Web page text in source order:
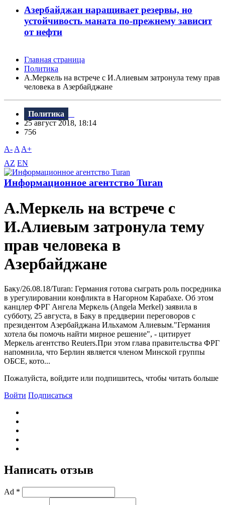
Азербайджан наращивает резервы, но
устойчивость маната по-прежнему зависит
от нефти
Главная страница
Политика
А.Меркель на встрече с И.Алиевым затронула тему прав
человека в Азербайджане
Политика
25 август 2018, 18:14
756
A- A A+
AZ EN
Информационное агентство Turan
А.Меркель на встрече с
И.Алиевым затронула тему
прав человека в
Азербайджане
Баку/26.08.18/Turan: Германия готова сыграть роль посредника
в урегулировании конфликта в Нагорном Карабахе. Об этом
канцлер ФРГ Ангела Меркель (Angela Merkel) заявила в
субботу, 25 августа, в Баку в преддверии переговоров с
президентом Азербайджана Ильхамом Алиевым."Германия
хотела бы помочь найти мирное решение", - цитирует
Меркель агентство Reuters.При этом глава правительства ФРГ
напомнила, что Берлин является членом Минской группы
ОБСЕ, кото...
Пожалуйста, войдите или подпишитесь, чтобы читать больше
Войти Подписаться
Написать отзыв
Ad *